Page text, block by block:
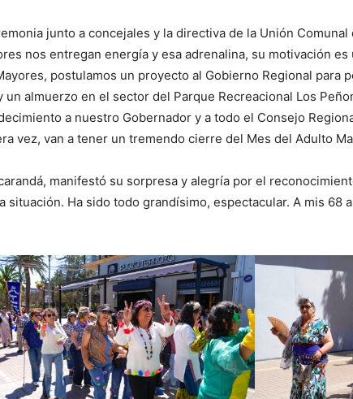
junto a concejales y la directiva de la Unión
nos entregan energía y esa adrenalina, su motivación
postulamos un proyecto al Gobierno Regional para
almuerzo en el sector del Parque Recreacional Los
a nuestro Gobernador y a todo el Consejo
vez, van a tener un tremendo cierre del Mes del Adulto
manifestó su sorpresa y alegría por el
Ha sido todo grandísimo, espectacular. A mis 68